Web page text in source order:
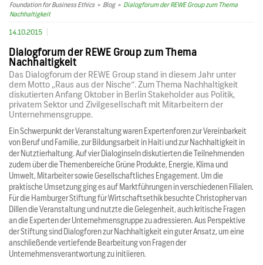
Foundation for Business Ethics> Blog> Dialogforum der REWE Group zum Thema
Nachhaltigkeit
14.10.2015
Dialogforum der REWE Group zum Thema
Nachhaltigkeit
Das Dialogforum der REWE Group stand in diesem Jahr unter
dem Motto „Raus aus der Nische“. Zum Thema Nachhaltigkeit
diskutierten Anfang Oktober in Berlin Stakeholder aus Politik,
privatem Sektor und Zivilgesellschaft mit Mitarbeitern der
Unternehmensgruppe.
Ein Schwerpunkt der Veranstaltung waren Expertenforen zur Vereinbarkeit
von Beruf und Familie, zur Bildungsarbeit in Haiti und zur Nachhaltigkeit in
der Nutztierhaltung. Auf vier Dialoginseln diskutierten die Teilnehmenden
zudem über die Themenbereiche Grüne Produkte, Energie, Klima und
Umwelt, Mitarbeiter sowie Gesellschaftliches Engagement. Um die
praktische Umsetzung ging es auf Marktführungen in verschiedenen Filialen.
Für die Hamburger Stiftung für Wirtschaftsethik besuchte Christopher van
Dillen die Veranstaltung und nutzte die Gelegenheit, auch kritische Fragen
an die Experten der Unternehmensgruppe zu adressieren. Aus Perspektive
der Stiftung sind Dialogforen zur Nachhaltigkeit ein guter Ansatz, um eine
anschließende vertiefende Bearbeitung von Fragen der
Unternehmensverantwortung zu initiieren.